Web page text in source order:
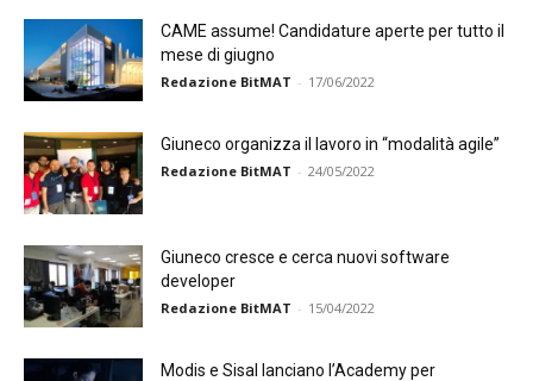
CAME assume! Candidature aperte per tutto il
mese di giugno
Redazione BitMAT - 17/06/2022
Giuneco organizza il lavoro in “modalità agile”
Redazione BitMAT - 24/05/2022
Giuneco cresce e cerca nuovi software
developer
Redazione BitMAT - 15/04/2022
Modis e Sisal lanciano l’Academy per